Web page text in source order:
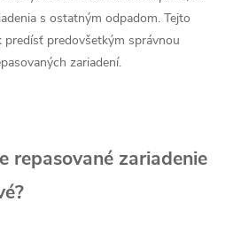
s ostatným odpadom. Tejto
predísť predovšetkým správnou
zariadení.
repasované zariadenie